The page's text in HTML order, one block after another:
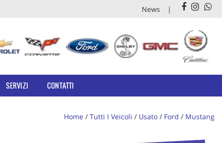
News
SERVIZI CONTATTI
Home / Tutti I Veicoli / Usato / Ford / Mustang